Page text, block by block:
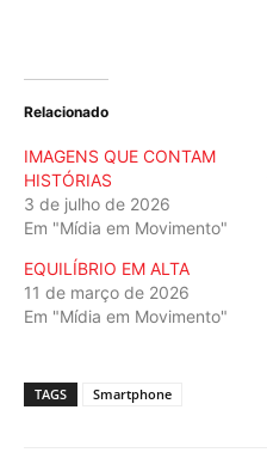
Relacionado
IMAGENS QUE CONTAM
HISTÓRIAS
3 de julho de 2026
Em "Mídia em Movimento"
EQUILÍBRIO EM ALTA
11 de março de 2026
Em "Mídia em Movimento"
TAGS Smartphone